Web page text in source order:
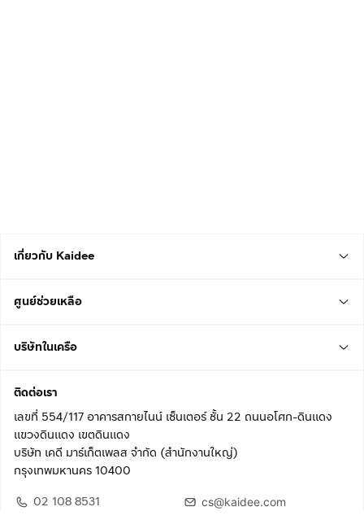
เกี่ยวกับ Kaidee
ศูนย์ช่วยเหลือ
บริษัทในเครือ
ติดต่อเรา
เลขที่ 554/117 อาคารสกายไนน์ เซ็นเตอร์ ชั้น 22 ถนนอโศก-ดินแดง
แขวงดินแดง เขตดินแดง
บริษัท เคดี มาร์เก็ตเพลส จำกัด (สำนักงานใหญ่)
กรุงเทพมหานคร 10400
02 108 8531
cs@kaidee.com